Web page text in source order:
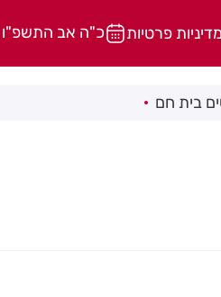
מדיניות פרטיות כ"ה אב התשפ"ו | 08.08.2026
בית חם